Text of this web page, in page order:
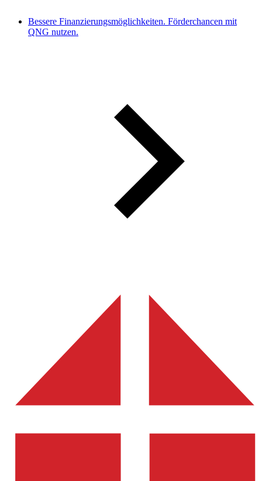
Bessere Finanzierungsmöglichkeiten. Förderchancen mit
QNG nutzen.